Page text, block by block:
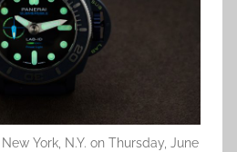
York, N.Y. on Thursday, June